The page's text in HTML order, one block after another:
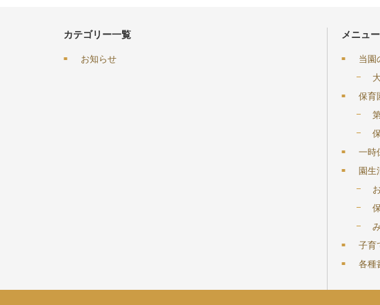
カテゴリー一覧
お知らせ
メニュー
当園
保育
一時
園生
子育
各種